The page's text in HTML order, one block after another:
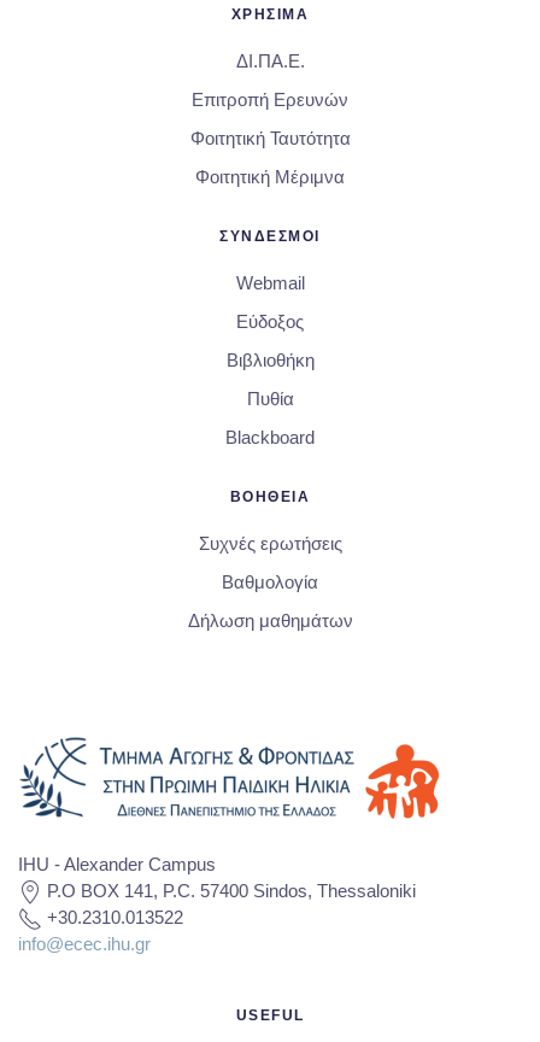
ΧΡΗΣΙΜΑ
ΔΙ.ΠΑ.Ε.
Επιτροπή Ερευνών
Φοιτητική Ταυτότητα
Φοιτητική Μέριμνα
ΣΥΝΔΕΣΜΟΙ
Webmail
Εύδοξος
Βιβλιοθήκη
Πυθία
Blackboard
ΒΟΗΘΕΙΑ
Συχνές ερωτήσεις
Βαθμολογία
Δήλωση μαθημάτων
IHU - Alexander Campus
P.O BOX 141, P.C. 57400 Sindos, Thessaloniki
+30.2310.013522
info@ecec.ihu.gr
USEFUL